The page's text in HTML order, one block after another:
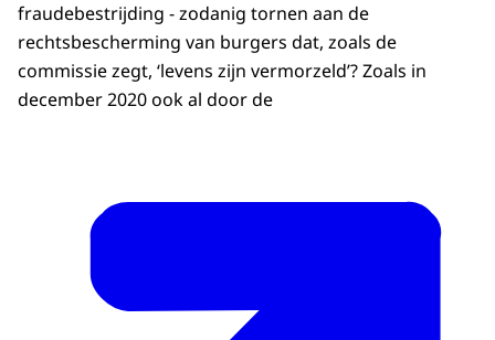
fraudebestrijding - zodanig tornen aan de
rechtsbescherming van burgers dat, zoals de
commissie zegt, ‘levens zijn vermorzeld’? Zoals in
december 2020 ook al door de